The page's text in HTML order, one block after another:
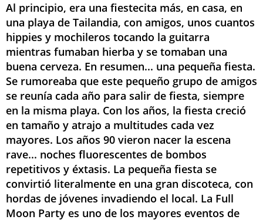
Al principio, era una fiestecita más, en casa, en
una playa de Tailandia, con amigos, unos cuantos
hippies y mochileros tocando la guitarra
mientras fumaban hierba y se tomaban una
buena cerveza. En resumen... una pequeña fiesta.
Se rumoreaba que este pequeño grupo de amigos
se reunía cada año para salir de fiesta, siempre
en la misma playa. Con los años, la fiesta creció
en tamaño y atrajo a multitudes cada vez
mayores. Los años 90 vieron nacer la escena
rave... noches fluorescentes de bombos
repetitivos y éxtasis. La pequeña fiesta se
convirtió literalmente en una gran discoteca, con
hordas de jóvenes invadiendo el local. La Full
Moon Party es uno de los mayores eventos de